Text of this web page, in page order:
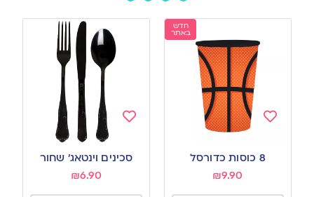
חדש
באתר
wishlist
8 כוסות כדורסל
₪9.90
to
wishlist
סכינים וינטאג’ שחור
₪6.90